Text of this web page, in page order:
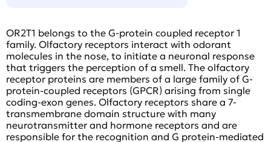
OR2T1 belongs to the G-protein coupled receptor 1
family. Olfactory receptors interact with odorant
molecules in the nose, to initiate a neuronal response
that triggers the perception of a smell. The olfactory
receptor proteins are members of a large family of G-
protein-coupled receptors (GPCR) arising from single
coding-exon genes. Olfactory receptors share a 7-
transmembrane domain structure with many
neurotransmitter and hormone receptors and are
responsible for the recognition and G protein-mediated